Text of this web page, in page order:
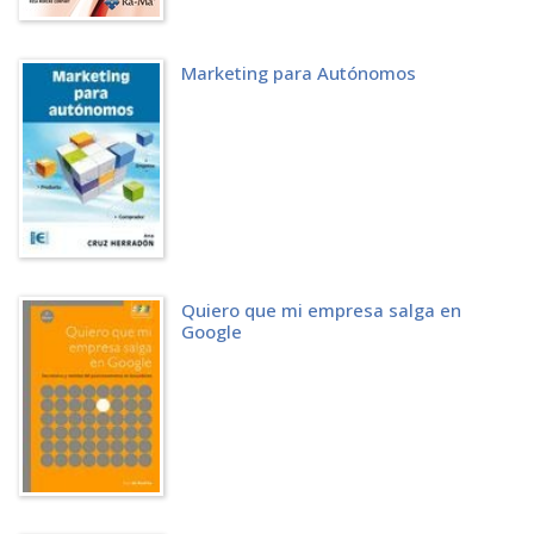
4.4 VÍDEO MARKETING
4.5.1 FASES DE UN PLAN DE SOCIAL MEDIA MARKETING
4.5.2 GESTIÓN DE LAS REDES SOCIALES DE UNA MARCA.
4.5.3 GUÍA PARA EL USO EFICAZ DE REDES SOCIALES EN LA EMPRESA
4.5.4 LA PUBLICIDAD EN REDES SOCIALES
4.5.5 CÓMO CREAR UNA CAMPAÑA PUBLICITARIA EN FACEBOOK E
INSTAGRAM
4.6 MARKETING MÓVIL
4.7 EL PODCAST
4.8 INFLUENCERS Y EMBAJADORES DE MARCA.
4.10 MARKETING DE AFILIACIÓN
4.11 MARKETING DE MOTORES DE BÚSQUEDA (SEM)
4.12 MARKETING DE UGC O USER-GENERATED CONTENT
CAPÍTULO 5. EL PLAN DE MARKETING DIGITAL
5.1 INTRODUCCIÓN
5.2 ETAPAS DEL PLAN DE MARKETING DIGITAL
5.3 EL PLAN DE MARKETING DIGITAL EN LA PRÁCTICA
CAPÍTULO 6. HERRAMIENTAS PARA MEJORAR LOS RESULTADOS DE LAS
ACCIONES DE MARKETING
Marketing para Autónomos
Quiero que mi empresa salga en
Google